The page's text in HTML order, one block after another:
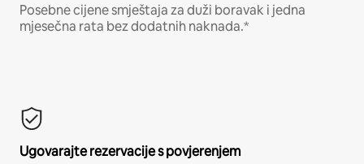
Posebne cijene smještaja za duži boravak i jedna
mjesečna rata bez dodatnih naknada.*
Ugovarajte rezervacije s povjerenjem